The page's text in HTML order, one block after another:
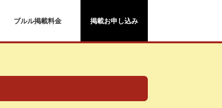
ブルル掲載料金 掲載お申し込み